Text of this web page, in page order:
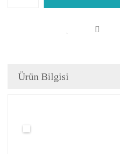
Ürün Bilgisi